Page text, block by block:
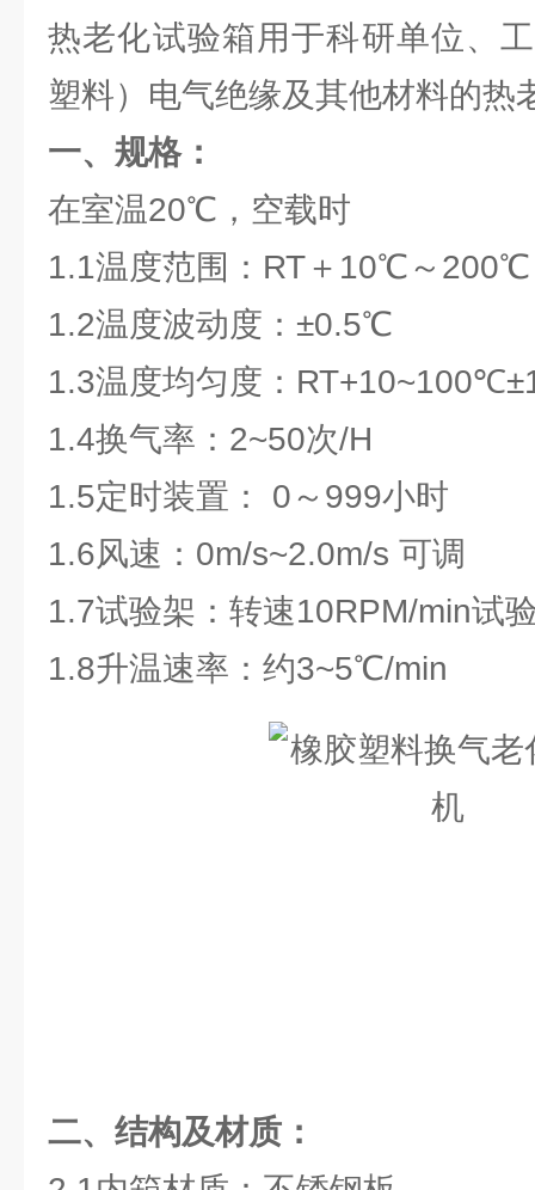
热老化试验箱用于科研单位、
塑料）电气绝缘及其他材料的热
一、规格：
在室温20℃，空载时
1.1温度范围：RT＋10℃～200℃
1.2温度波动度：±0.5℃
1.3温度均匀度：
1.4换气率：2~50次/H
1.5定时装置： 0～999小时
1.6风速：0m/s~2.0m/s 可调
1.7试验架：转速10RPM/min试
1.8升温速率：约3~5℃/min
二、结构及材质：